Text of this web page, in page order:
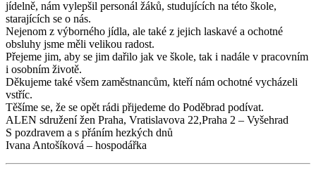
jídelně, nám vylepšil personál žáků, studujících na této škole,
starajících se o nás.
Nejenom z výborného jídla, ale také z jejich laskavé a ochotné
obsluhy jsme měli velikou radost.
Přejeme jim, aby se jim dařilo jak ve škole, tak i nadále v pracovním
i osobním životě.
Děkujeme také všem zaměstnancům, kteří nám ochotné vycházeli
vstříc.
Těšíme se, že se opět rádi přijedeme do Poděbrad podívat.
ALEN sdružení žen Praha, Vratislavova 22,Praha 2 – Vyšehrad
S pozdravem a s přáním hezkých dnů
Ivana Antošíková – hospodářka